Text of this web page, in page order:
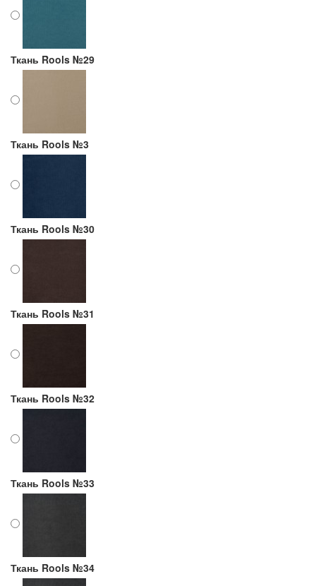
Ткань Rools №29
Ткань Rools №3
Ткань Rools №30
Ткань Rools №31
Ткань Rools №32
Ткань Rools №33
Ткань Rools №34